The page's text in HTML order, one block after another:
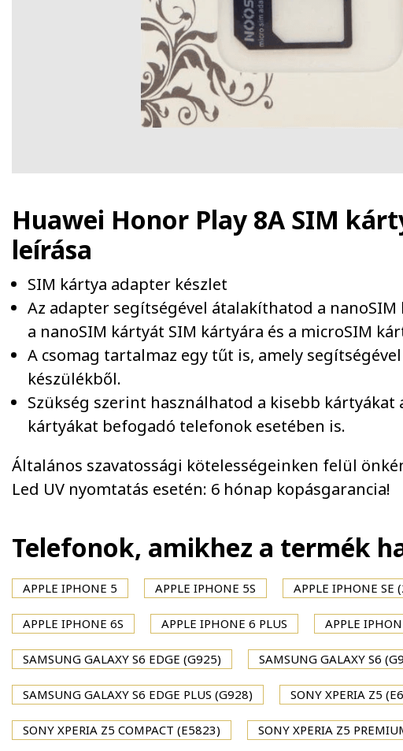
Huawei Honor Play 8A SIM
leírása
SIM kártya adapter készlet
Az adapter segítségével átalakíthatod a
a nanoSIM kártyát SIM kártyára és a microSIM
A csomag tartalmaz egy tűt is, amely
készülékből.
Szükség szerint használhatod a kisebb kártyákat
kártyákat befogadó telefonok esetében is.
Általános szavatossági kötelességeinken felül
Led UV nyomtatás esetén: 6 hónap kopásgarancia!
Telefonok, amikhez a termék
APPLE IPHONE 5 APPLE IPHONE 5S APPLE IPHONE SE
APPLE IPHONE 6S APPLE IPHONE 6 PLUS APPLE
SAMSUNG GALAXY S6 EDGE (G925) SAMSUNG GALAXY S6
SAMSUNG GALAXY S6 EDGE PLUS (G928) SONY XPERIA Z5
SONY XPERIA Z5 COMPACT (E5823) SONY XPERIA Z5